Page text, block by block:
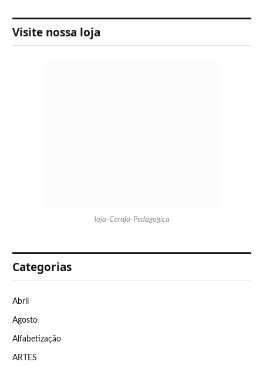
Visite nossa loja
loja-Coruja-Pedagogica
Categorias
Abril
Agosto
Alfabetização
ARTES